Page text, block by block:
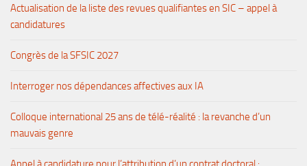
Actualisation de la liste des revues qualifiantes en SIC – appel à
candidatures
Congrès de la SFSIC 2027
Interroger nos dépendances affectives aux IA
Colloque international 25 ans de télé-réalité : la revanche d’un
mauvais genre